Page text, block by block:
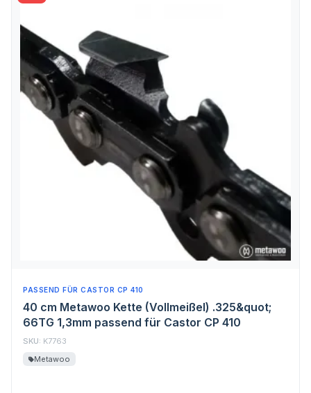
PASSEND FÜR CASTOR CP 410
40 cm Metawoo Kette (Vollmeißel) .325&quot;
66TG 1,3mm passend für Castor CP 410
SKU: K7763
Metawoo